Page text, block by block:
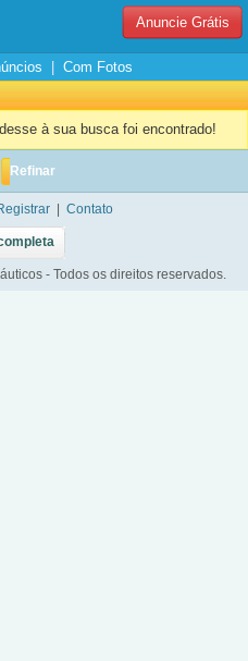
Anuncie Grátis
Com Fotos
à sua busca foi encontrado!
Refinar
Contato
- Todos os direitos reservados.